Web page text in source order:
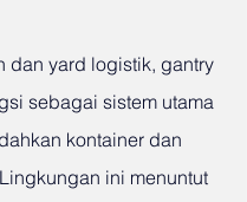
dan yard logistik, gantry
sebagai sistem utama
kontainer dan
ini menuntut